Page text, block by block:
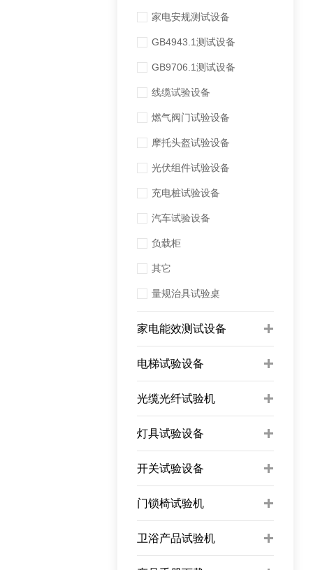
家电安规测试设备
GB4943.1测试设备
GB9706.1测试设备
线缆试验设备
燃气阀门试验设备
摩托头盔试验设备
光伏组件试验设备
充电桩试验设备
汽车试验设备
负载柜
其它
量规治具试验桌
家电能效测试设备
电梯试验设备
光缆光纤试验机
灯具试验设备
开关试验设备
门锁椅试验机
卫浴产品试验机